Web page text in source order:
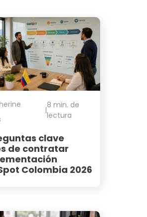
|
8 min. de
lectura
clave
de contratar
Colombia 2026